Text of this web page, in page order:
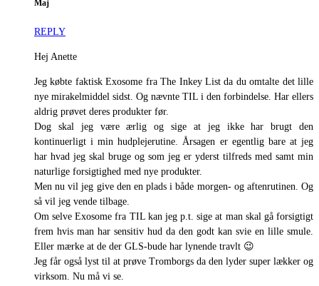
Maj
REPLY
Hej Anette
Jeg købte faktisk Exosome fra The Inkey List da du omtalte det lille
nye mirakelmiddel sidst. Og nævnte TIL i den forbindelse. Har ellers
aldrig prøvet deres produkter før.
Dog skal jeg være ærlig og sige at jeg ikke har brugt den
kontinuerligt i min hudplejerutine. Årsagen er egentlig bare at jeg
har hvad jeg skal bruge og som jeg er yderst tilfreds med samt min
naturlige forsigtighed med nye produkter.
Men nu vil jeg give den en plads i både morgen- og aftenrutinen. Og
så vil jeg vende tilbage.
Om selve Exosome fra TIL kan jeg p.t. sige at man skal gå forsigtigt
frem hvis man har sensitiv hud da den godt kan svie en lille smule.
Eller mærke at de der GLS-bude har lynende travlt 😉
Jeg får også lyst til at prøve Tromborgs da den lyder super lækker og
virksom. Nu må vi se.